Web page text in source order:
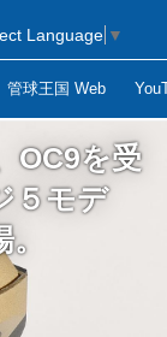
管球王国 Web
Language ▼
OC9を受
５モデ